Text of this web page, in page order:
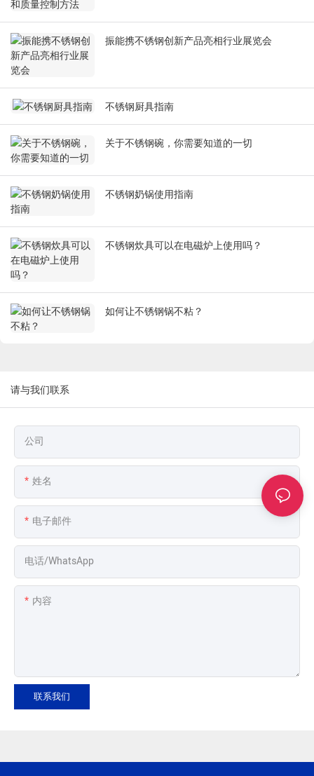
振能携不锈钢创新产品亮相行业展览会
不锈钢厨具指南
关于不锈钢碗，你需要知道的一切
不锈钢奶锅使用指南
不锈钢炊具可以在电磁炉上使用吗？
如何让不锈钢锅不粘？
请与我们联系
公司
姓名
电子邮件
电话/WhatsApp
内容
联系我们